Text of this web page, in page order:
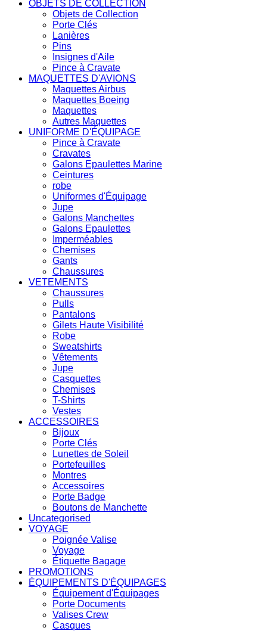
OBJETS DE COLLECTION
Objets de Collection
Porte Clés
Lanières
Pins
Insignes d'Aile
Pince à Cravate
MAQUETTES D'AVIONS
Maquettes Airbus
Maquettes Boeing
Maquettes
Autres Maquettes
UNIFORME D'ÉQUIPAGE
Pince à Cravate
Cravates
Galons Epaulettes Marine
Ceintures
robe
Uniformes d'Équipage
Jupe
Galons Manchettes
Galons Epaulettes
Imperméables
Chemises
Gants
Chaussures
VETEMENTS
Chaussures
Pulls
Pantalons
Gilets Haute Visibilité
Robe
Sweatshirts
Vêtements
Jupe
Casquettes
Chemises
T-Shirts
Vestes
ACCESSOIRES
Bijoux
Porte Clés
Lunettes de Soleil
Portefeuilles
Montres
Accessoires
Porte Badge
Boutons de Manchette
Uncategorised
VOYAGE
Poignée Valise
Voyage
Étiquette Bagage
PROMOTIONS
ÉQUIPEMENTS D'ÉQUIPAGES
Équipement d'Équipages
Porte Documents
Valises Crew
Casques